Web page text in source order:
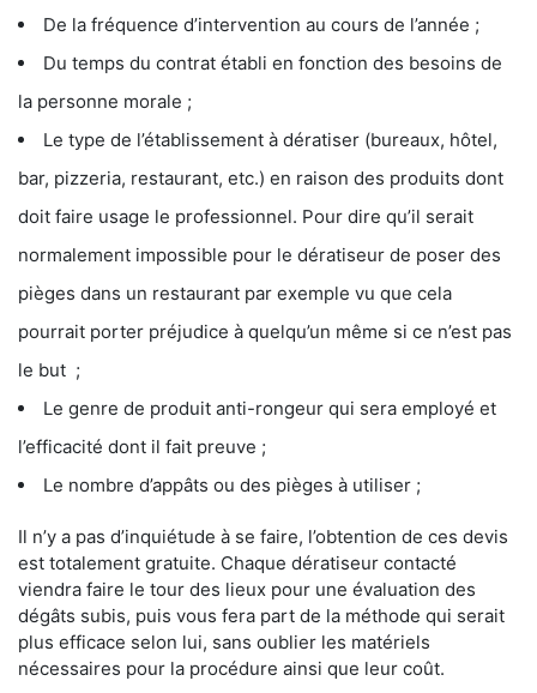
De la fréquence d’intervention au cours de l’année ;
Du temps du contrat établi en fonction des besoins de
la personne morale ;
Le type de l’établissement à dératiser (bureaux, hôtel,
bar, pizzeria, restaurant, etc.) en raison des produits dont
doit faire usage le professionnel. Pour dire qu’il serait
normalement impossible pour le dératiseur de poser des
pièges dans un restaurant par exemple vu que cela
pourrait porter préjudice à quelqu’un même si ce n’est pas
le but ;
Le genre de produit anti-rongeur qui sera employé et
l’efficacité dont il fait preuve ;
Le nombre d’appâts ou des pièges à utiliser ;
Il n’y a pas d’inquiétude à se faire, l’obtention de ces devis
est totalement gratuite. Chaque dératiseur contacté
viendra faire le tour des lieux pour une évaluation des
dégâts subis, puis vous fera part de la méthode qui serait
plus efficace selon lui, sans oublier les matériels
nécessaires pour la procédure ainsi que leur coût.